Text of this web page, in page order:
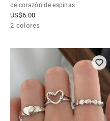
de corazón de espinas
US$6.00
2 colores